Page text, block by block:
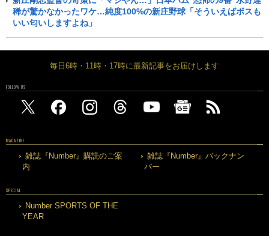
稀が驚かなかったワケ…純度100%の新庄野球「そういえばボスも
いい匂いしますよね」
毎日6時・11時・17時に最新記事をお届けします
FOLLOW US
MAGAZINE
雑誌『Number』購読のご案
内
雑誌『Number』バックナン
バー
SPECIAL
Number SPORTS OF THE
YEAR